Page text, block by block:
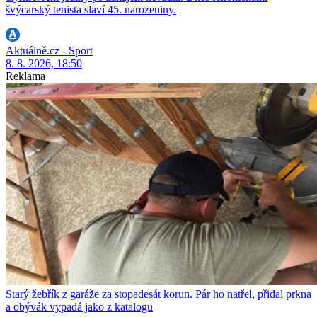
švýcarský tenista slaví 45. narozeniny.
Aktuálně.cz - Sport
8. 8. 2026, 18:50
Reklama
Starý žebřík z garáže za stopadesát korun. Pár ho natřel, přidal prkna
a obývák vypadá jako z katalogu